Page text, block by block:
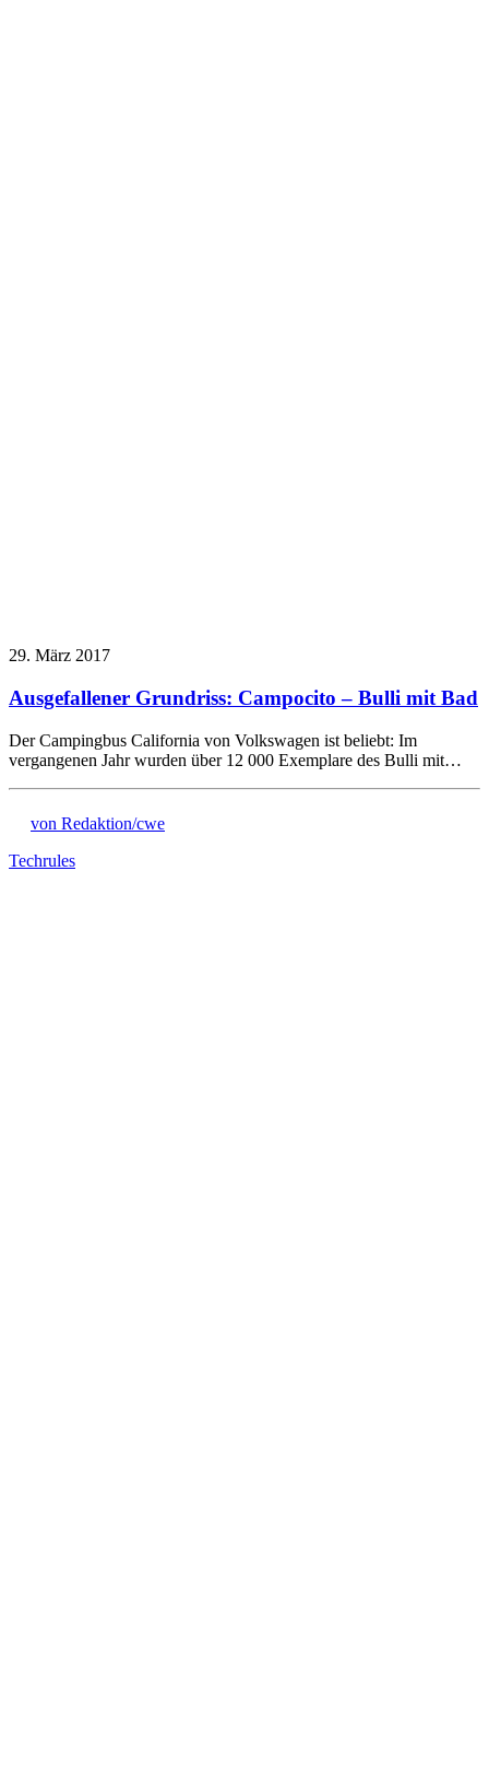
29. März 2017
Ausgefallener Grundriss: Campocito – Bulli mit Bad
Der Campingbus California von Volkswagen ist beliebt: Im
vergangenen Jahr wurden über 12 000 Exemplare des Bulli mit…
von Redaktion/cwe
Techrules